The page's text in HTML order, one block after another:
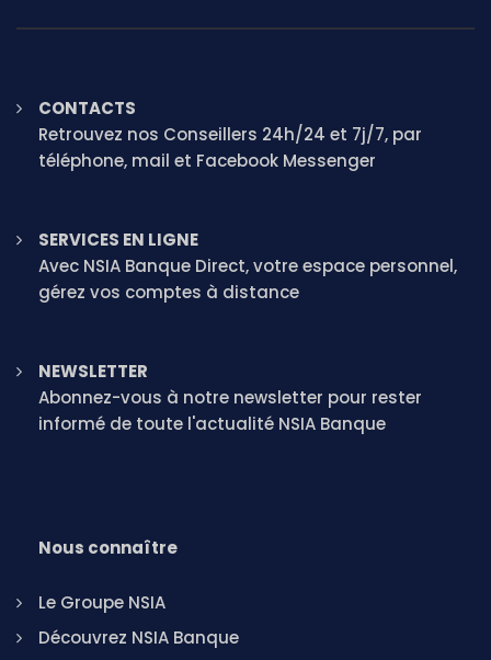
CONTACTS
Retrouvez nos Conseillers 24h/24 et 7j/7, par
téléphone, mail et Facebook Messenger
SERVICES EN LIGNE
Avec NSIA Banque Direct, votre espace personnel,
gérez vos comptes à distance
NEWSLETTER
Abonnez-vous à notre newsletter pour rester
informé de toute l'actualité NSIA Banque
Nous connaître
Le Groupe NSIA
Découvrez NSIA Banque